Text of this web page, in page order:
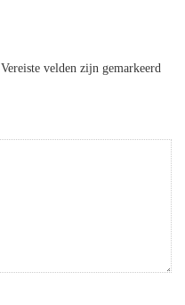
Vereiste velden zijn gemarkeerd